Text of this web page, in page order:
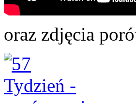
oraz zdjęcia